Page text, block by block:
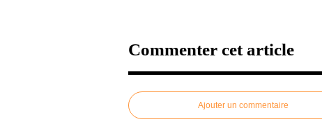
Commenter cet article
Ajouter un commentaire